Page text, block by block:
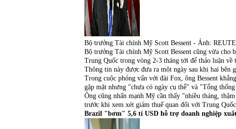
Bộ trưởng Tài chính Mỹ Scott Bessent - Ảnh:
Bộ trưởng Tài chính Mỹ Scott Bessent cũng vừa cho
Trung Quốc trong vòng 2-3 tháng tới để thảo luận về
Thông tin này được đưa ra một ngày sau khi hai bên
Trong cuộc phỏng vấn với đài Fox, ông Bessent
gặp mặt nhưng "chưa có ngày cụ thể" và "Tổng
Ông cũng nhấn mạnh Mỹ cần thấy "nhiều tháng,
trước khi xem xét giảm thuế quan đối với Trung
Brazil "bơm" 5,6 tỉ USD hỗ trợ doanh nghiệp